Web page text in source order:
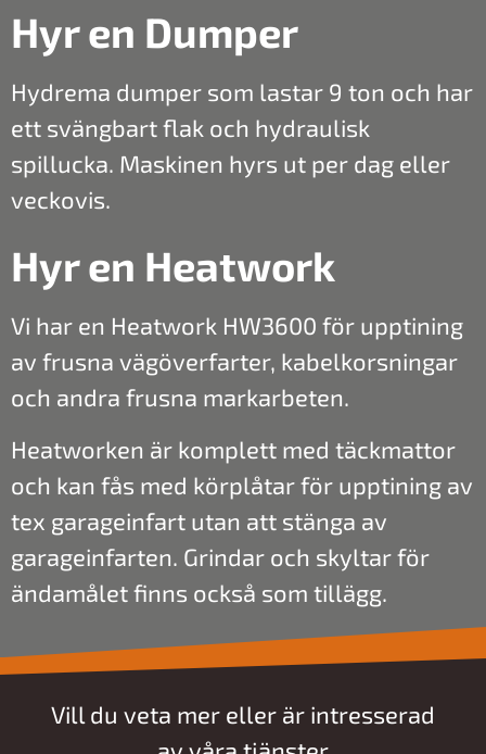
Hyr en Dumper
Hydrema dumper som lastar 9 ton och har
ett svängbart flak och hydraulisk
spillucka. Maskinen hyrs ut per dag eller
veckovis.
Hyr en Heatwork
Vi har en Heatwork HW3600 för upptining
av frusna vägöverfarter, kabelkorsningar
och andra frusna markarbeten.
Heatworken är komplett med täckmattor
och kan fås med körplåtar för upptining av
tex garageinfart utan att stänga av
garageinfarten. Grindar och skyltar för
ändamålet finns också som tillägg.
Vill du veta mer eller är intresserad